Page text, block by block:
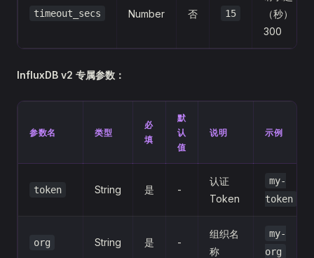
timeout_secs Number 否 15
（秒），
300
InfluxDB v2 专属参数：
参数名 类型
必
填
默
认
值
说明 示例
token String 是 -
认证
Token
my-
token
org String 是 -
组织名
称
my-
org